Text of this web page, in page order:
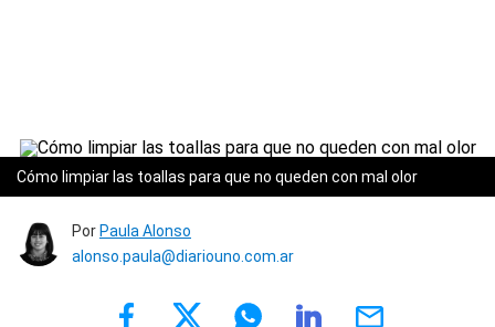
Cómo limpiar las toallas para que no queden con mal olor
Por Paula Alonso
alonso.paula@diariouno.com.ar